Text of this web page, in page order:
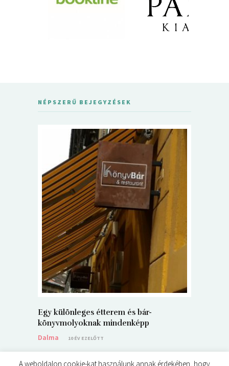
NÉPSZERŰ BEJEGYZÉSEK
Egy különleges étterem és bár-
könyvmolyoknak mindenképp
Dalma
10 ÉV EZELŐTT
A weboldalon cookie-kat használunk annak érdekében, hogy